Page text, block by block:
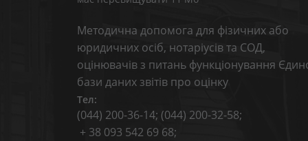
Методична допомога для фізичних або
юридичних осіб, нотаріусів та СОД,
оцінювачів з питань функціонування
бази даних звітів про оцінку
Тел:
(044) 200-36-14; (044) 200-32-58;
+ 38 093 542 69 68;